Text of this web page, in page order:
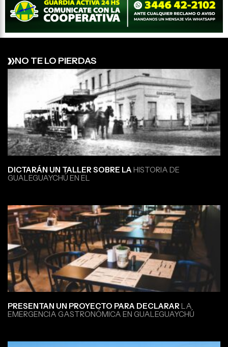
NO TE LO PIERDAS
DICTARÁN UN TALLER SOBRE LA HISTORIA DE
GUALEGUAYCHÚ EN EL
PRESENTAN UN PROYECTO PARA DECLARARLA
EMERGENCIA GASTRONÓMICA EN GUALEGUAYCHÚ